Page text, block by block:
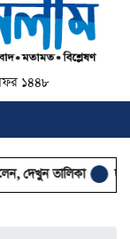
১৪৪৮
তালিকা ছুটিতেও